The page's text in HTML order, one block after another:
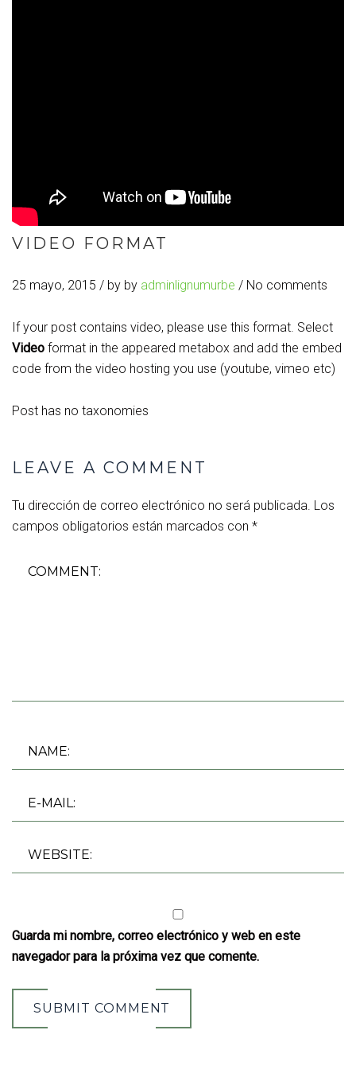
VIDEO FORMAT
25 mayo, 2015 / by by adminlignumurbe / No comments
If your post contains video, please use this format. Select
Video format in the appeared metabox and add the embed
code from the video hosting you use (youtube, vimeo etc)
Post has no taxonomies
LEAVE A COMMENT
Tu dirección de correo electrónico no será publicada. Los
campos obligatorios están marcados con *
Guarda mi nombre, correo electrónico y web en este
navegador para la próxima vez que comente.
SUBMIT COMMENT